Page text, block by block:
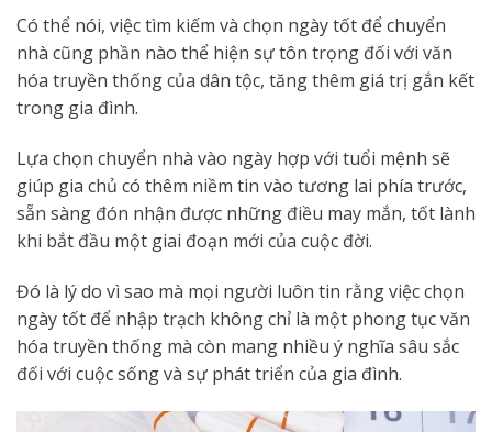
Có thể nói, việc tìm kiếm và chọn ngày tốt để chuyển
nhà cũng phần nào thể hiện sự tôn trọng đối với văn
hóa truyền thống của dân tộc, tăng thêm giá trị gắn kết
trong gia đình.
Lựa chọn chuyển nhà vào ngày hợp với tuổi mệnh sẽ
giúp gia chủ có thêm niềm tin vào tương lai phía trước,
sẵn sàng đón nhận được những điều may mắn, tốt lành
khi bắt đầu một giai đoạn mới của cuộc đời.
Đó là lý do vì sao mà mọi người luôn tin rằng việc chọn
ngày tốt để nhập trạch không chỉ là một phong tục văn
hóa truyền thống mà còn mang nhiều ý nghĩa sâu sắc
đối với cuộc sống và sự phát triển của gia đình.